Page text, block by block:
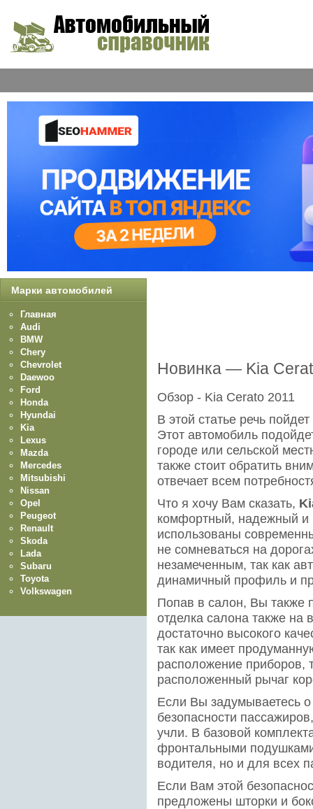
Новинка — Kia
Обзор - Kia Cerato 2011
В этой статье речь
Этот автомобиль
городе или сельской
также стоит обратить
отвечает всем
Что я хочу Вам сказать,
комфортный, надежный и
использованы
не сомневаться на
незамеченным, так как
динамичный профиль и
Попав в салон, Вы также
отделка салона также на
достаточно высокого
так как имеет
расположение приборов,
расположенный рычаг
Если Вы задумываетесь о
безопасности
учли. В базовой
фронтальными
водителя, но и для всех
Если Вам этой
предложены шторки и
Марки автомобилей
Главная
Audi
BMW
Chery
Chevrolet
Daewoo
Ford
Honda
Hyundai
Kia
Lexus
Mazda
Mercedes
Mitsubishi
Nissan
Opel
Peugeot
Renault
Skoda
Lada
Subaru
Toyota
Volkswagen